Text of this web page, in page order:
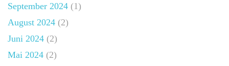
September 2024 (1)
August 2024 (2)
Juni 2024 (2)
Mai 2024 (2)